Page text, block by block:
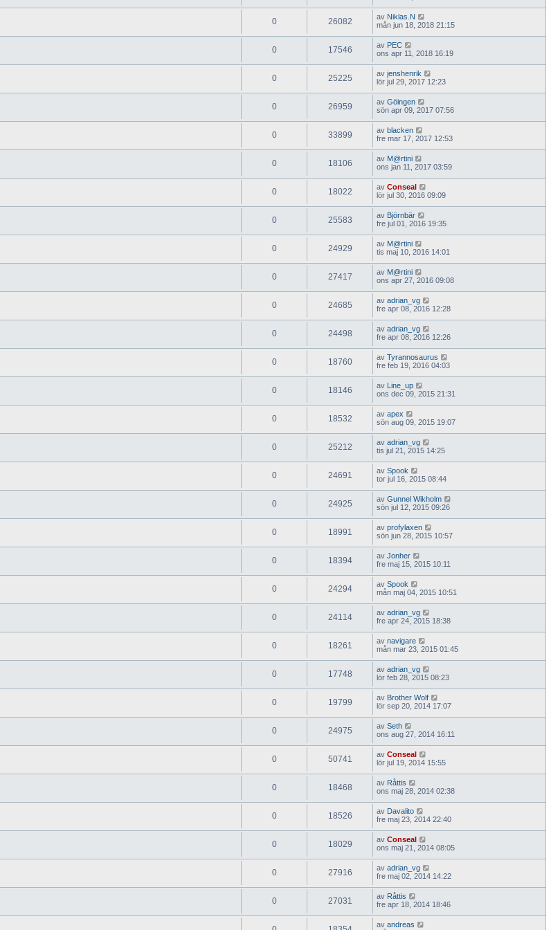
0 26082 av Niklas.N
mån jun 18, 2018 21:15
0 17546 av PEC
ons apr 11, 2018 16:19
0 25225 av jenshenrik
lör jul 29, 2017 12:23
0 26959 av Göingen
sön apr 09, 2017 07:56
0 33899 av blacken
fre mar 17, 2017 12:53
0 18106 av M@rtini
ons jan 11, 2017 03:59
0 18022 av Conseal
lör jul 30, 2016 09:09
0 25583 av Björnbär
fre jul 01, 2016 19:35
0 24929 av M@rtini
tis maj 10, 2016 14:01
0 27417 av M@rtini
ons apr 27, 2016 09:08
0 24685 av adrian_vg
fre apr 08, 2016 12:28
0 24498 av adrian_vg
fre apr 08, 2016 12:26
0 18760 av Tyrannosaurus
fre feb 19, 2016 04:03
0 18146 av Line_up
ons dec 09, 2015 21:31
0 18532 av apex
sön aug 09, 2015 19:07
0 25212 av adrian_vg
tis jul 21, 2015 14:25
0 24691 av Spook
tor jul 16, 2015 08:44
0 24925 av Gunnel Wikholm
sön jul 12, 2015 09:26
0 18991 av profylaxen
sön jun 28, 2015 10:57
0 18394 av Jonher
fre maj 15, 2015 10:11
0 24294 av Spook
mån maj 04, 2015 10:51
0 24114 av adrian_vg
fre apr 24, 2015 18:38
0 18261 av navigare
mån mar 23, 2015 01:45
0 17748 av adrian_vg
lör feb 28, 2015 08:23
0 19799 av Brother Wolf
lör sep 20, 2014 17:07
0 24975 av Seth
ons aug 27, 2014 16:11
0 50741 av Conseal
lör jul 19, 2014 15:55
0 18468 av Råttis
ons maj 28, 2014 02:38
0 18526 av Davalito
fre maj 23, 2014 22:40
0 18029 av Conseal
ons maj 21, 2014 08:05
0 27916 av adrian_vg
fre maj 02, 2014 14:22
0 27031 av Råttis
fre apr 18, 2014 18:46
av andreas